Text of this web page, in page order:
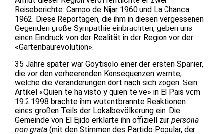
Reiseberichte: Campo de Nijar 1960 und La Chanca
1962. Diese Reportagen, die ihm in diesen vergessenen
Gegenden große Sympathie einbrachten, geben uns
einen Eindruck von der Realität in der Region vor der
«Gartenbaurevolution».
35 Jahre später war Goytisolo einer der ersten Spanier,
die vor den verheerenden Konsequenzen warnte,
welche die Veränderungen dort nach sich zogen. Sein
Artikel «Quien te ha visto y quien te ve» in El Pais vom
19.2.1998 brachte ihm wutentbrannte Reaktionen
eines großen Teils der Lokalbevölkerung ein. Die
Gemeinde von El Ejido erklärte ihn offiziell zur persona
non grata (mit den Stimmen des Partido Popular, der